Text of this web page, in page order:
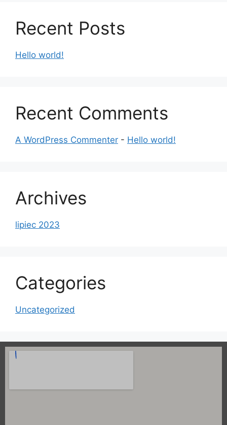
Recent Posts
Hello world!
Recent Comments
A WordPress Commenter - Hello world!
Archives
lipiec 2023
Categories
Uncategorized